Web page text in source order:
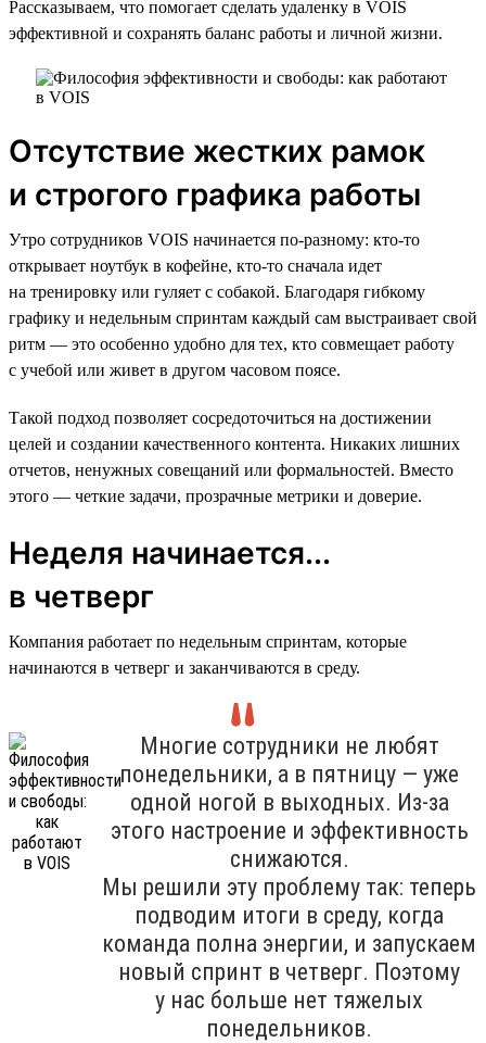
Рассказываем, что помогает сделать удаленку в VOIS
эффективной и сохранять баланс работы и личной жизни.
Отсутствие жестких рамок
и строгого графика работы
Утро сотрудников VOIS начинается по-разному: кто-то
открывает ноутбук в кофейне, кто-то сначала идет
на тренировку или гуляет с собакой. Благодаря гибкому
графику и недельным спринтам каждый сам выстраивает свой
ритм — это особенно удобно для тех, кто совмещает работу
с учебой или живет в другом часовом поясе.
Такой подход позволяет сосредоточиться на достижении
целей и создании качественного контента. Никаких лишних
отчетов, ненужных совещаний или формальностей. Вместо
этого — четкие задачи, прозрачные метрики и доверие.
Неделя начинается...
в четверг
Компания работает по недельным спринтам, которые
начинаются в четверг и заканчиваются в среду.
Многие сотрудники не любят
понедельники, а в пятницу — уже
одной ногой в выходных. Из-за
этого настроение и эффективность
снижаются.
Мы решили эту проблему так: теперь
подводим итоги в среду, когда
команда полна энергии, и запускаем
новый спринт в четверг. Поэтому
у нас больше нет тяжелых
понедельников.